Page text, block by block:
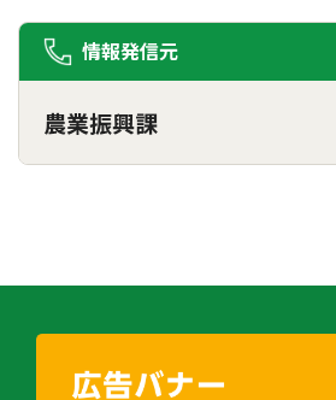
情報発信元
農業振興課